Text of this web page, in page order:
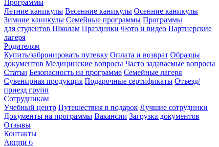
Программы
Летние каникулы Весенние каникулы Осенние каникулы
Зимние каникулы Семейные программы Программы
для студентов Школам Праздники Фото и видео Партнерские
лагеря
Родителям
Купить/забронировать путевку Оплата и возврат Образцы
документов Медицинские вопросы Часто задаваемые вопросы
Статьи Безопасность на программе Семейные лагеря
Сувенирная продукция Подарочные сертификаты Отъезд/
приезд групп
Сотрудникам
Учебный центр Путешествия в подарок Лучшие сотрудники
Документы на программы Вакансии Загрузка документов
Отзывы
Контакты
Акции 6